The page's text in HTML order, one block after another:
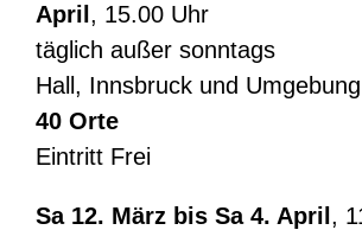
April , 15.00 Uhr
täglich außer sonntags
Hall, Innsbruck und Umgebung
40 Orte
Eintritt Frei
Sa 12. März bis Sa 4. April ,